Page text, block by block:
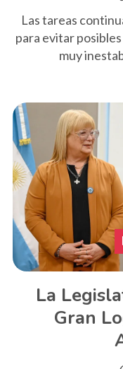
Las tareas
para evitar
muy
La
Gran